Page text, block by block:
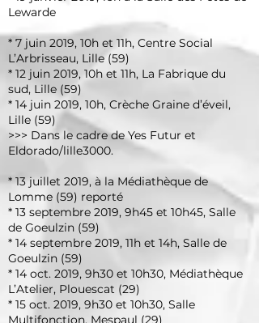
Lewarde
* 7 juin 2019, 10h et 11h, Centre Social
L’Arbrisseau, Lille (59)
* 12 juin 2019, 10h et 11h, La Fabrique du
sud, Lille (59)
* 14 juin 2019, 10h, Crèche Graine d’éveil,
Lille (59)
>>> Dans le cadre deYes Futur et
Eldorado/lille3000.
* 13 juillet 2019, à la Médiathèque de
Lomme (59) reporté
* 13 septembre 2019, 9h45 et 10h45, Salle
de Goeulzin (59)
* 14 septembre 2019, 11h et 14h, Salle de
Goeulzin (59)
* 14 oct. 2019, 9h30 et 10h30, Médiathèque
L’Atelier, Plouescat (29)
* 15 oct. 2019, 9h30 et 10h30, Salle
Multifonction, Mespaul (29)